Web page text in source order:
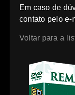
Em caso de
contato pelo e-
Voltar para a